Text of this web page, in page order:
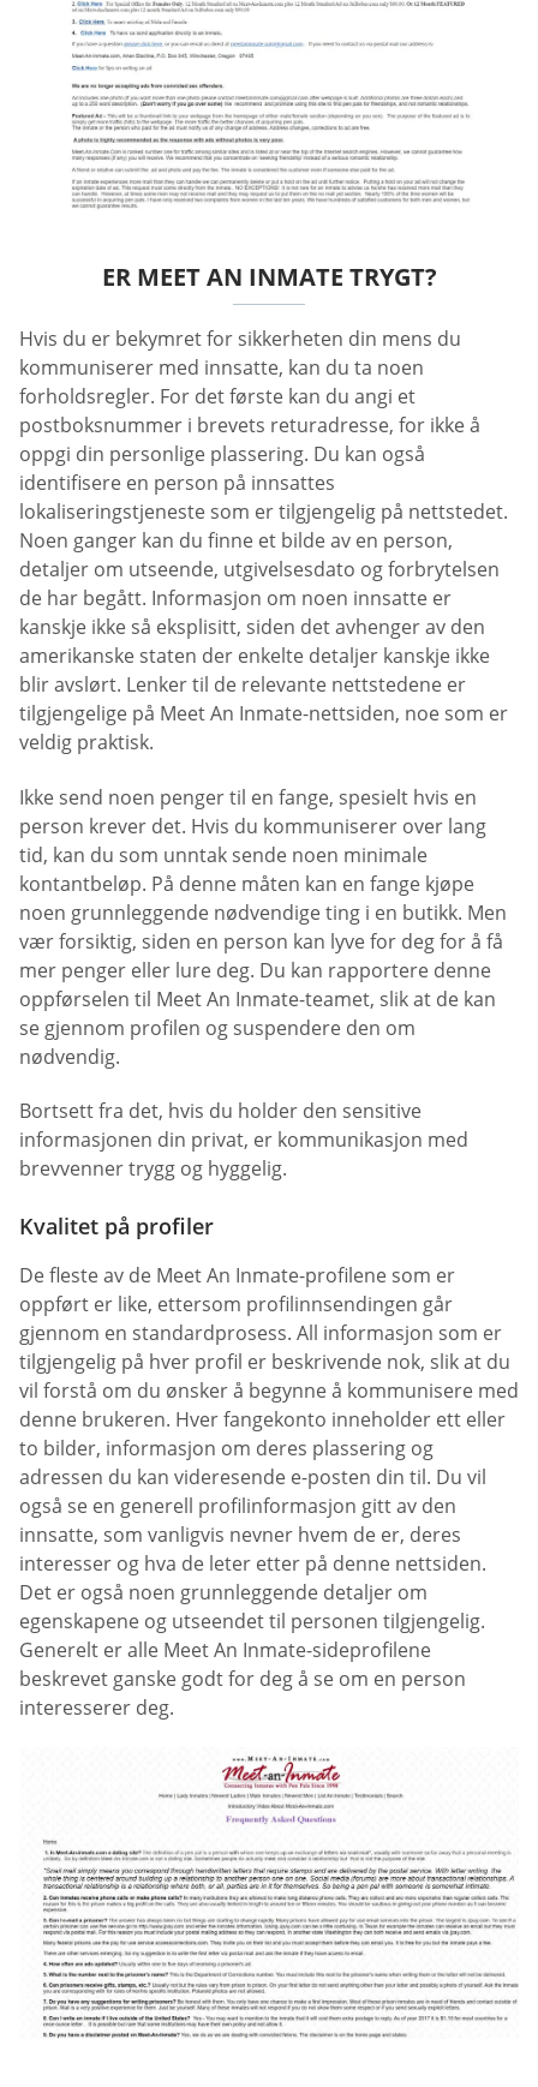
ER MEET AN INMATE TRYGT?
Hvis du er bekymret for sikkerheten din mens du
kommuniserer med innsatte, kan du ta noen
forholdsregler. For det første kan du angi et
postboksnummer i brevets returadresse, for ikke å
oppgi din personlige plassering. Du kan også
identifisere en person på innsattes
lokaliseringstjeneste som er tilgjengelig på nettstedet.
Noen ganger kan du finne et bilde av en person,
detaljer om utseende, utgivelsesdato og forbrytelsen
de har begått. Informasjon om noen innsatte er
kanskje ikke så eksplisitt, siden det avhenger av den
amerikanske staten der enkelte detaljer kanskje ikke
blir avslørt. Lenker til de relevante nettstedene er
tilgjengelige på Meet An Inmate-nettsiden, noe som er
veldig praktisk.
Ikke send noen penger til en fange, spesielt hvis en
person krever det. Hvis du kommuniserer over lang
tid, kan du som unntak sende noen minimale
kontantbeløp. På denne måten kan en fange kjøpe
noen grunnleggende nødvendige ting i en butikk. Men
vær forsiktig, siden en person kan lyve for deg for å få
mer penger eller lure deg. Du kan rapportere denne
oppførselen til Meet An Inmate-teamet, slik at de kan
se gjennom profilen og suspendere den om
nødvendig.
Bortsett fra det, hvis du holder den sensitive
informasjonen din privat, er kommunikasjon med
brevvenner trygg og hyggelig.
Kvalitet på profiler
De fleste av de Meet An Inmate-profilene som er
oppført er like, ettersom profilinnsendingen går
gjennom en standardprosess. All informasjon som er
tilgjengelig på hver profil er beskrivende nok, slik at du
vil forstå om du ønsker å begynne å kommunisere med
denne brukeren. Hver fangekonto inneholder ett eller
to bilder, informasjon om deres plassering og
adressen du kan videresende e-posten din til. Du vil
også se en generell profilinformasjon gitt av den
innsatte, som vanligvis nevner hvem de er, deres
interesser og hva de leter etter på denne nettsiden.
Det er også noen grunnleggende detaljer om
egenskapene og utseendet til personen tilgjengelig.
Generelt er alle Meet An Inmate-sideprofilene
beskrevet ganske godt for deg å se om en person
interesserer deg.